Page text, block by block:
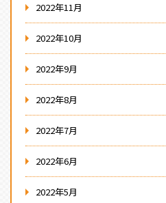
2022年11月
2022年10月
2022年9月
2022年8月
2022年7月
2022年6月
2022年5月